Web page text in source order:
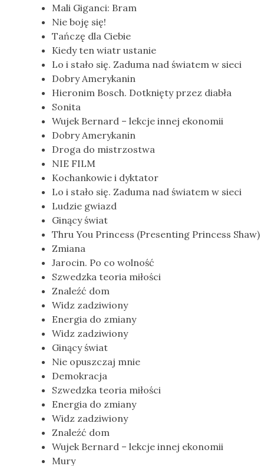
Mali Giganci: Bram
Nie boję się!
Tańczę dla Ciebie
Kiedy ten wiatr ustanie
Lo i stało się. Zaduma nad światem w sieci
Dobry Amerykanin
Hieronim Bosch. Dotknięty przez diabła
Sonita
Wujek Bernard – lekcje innej ekonomii
Dobry Amerykanin
Droga do mistrzostwa
NIE FILM
Kochankowie i dyktator
Lo i stało się. Zaduma nad światem w sieci
Ludzie gwiazd
Ginący świat
Thru You Princess (Presenting Princess Shaw)
Zmiana
Jarocin. Po co wolność
Szwedzka teoria miłości
Znaleźć dom
Widz zadziwiony
Energia do zmiany
Widz zadziwiony
Ginący świat
Nie opuszczaj mnie
Demokracja
Szwedzka teoria miłości
Energia do zmiany
Widz zadziwiony
Znaleźć dom
Wujek Bernard – lekcje innej ekonomii
Mury